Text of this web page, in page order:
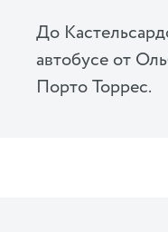
До
автобусе от
Порто Торрес.